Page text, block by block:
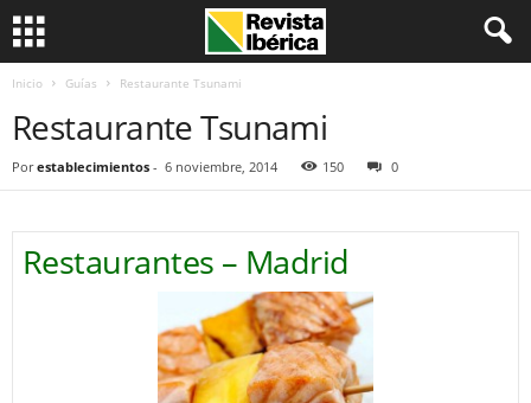
Inicio Guías Restaurante Tsunami
Restaurante Tsunami
Por establecimientos - 6 noviembre, 2014 150 0
Restaurantes – Madrid